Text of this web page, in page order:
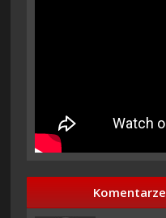
Komentarze